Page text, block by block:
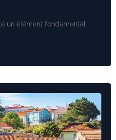
un élément fondamental